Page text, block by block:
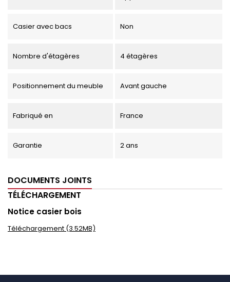
Casier avec bacs Non
Nombre d'étagères 4 étagères
Positionnement du meuble Avant gauche
Fabriqué en France
Garantie 2 ans
DOCUMENTS JOINTS
TÉLÉCHARGEMENT
Notice casier bois
Téléchargement (3.52MB)